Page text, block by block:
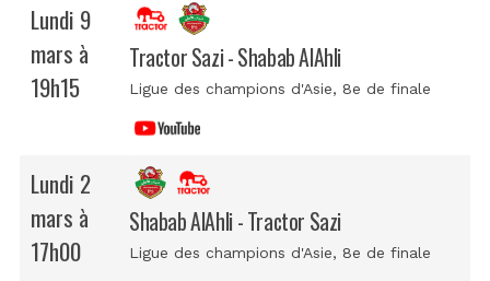
Lundi 9
mars à
19h15
Tractor Sazi - Shabab AlAhli
Ligue des champions d'Asie, 8e de finale
Lundi 2
mars à
17h00
Shabab AlAhli - Tractor Sazi
Ligue des champions d'Asie, 8e de finale